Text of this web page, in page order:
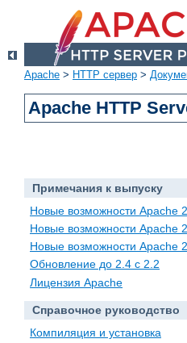
Apache > HTTP сервер >
Apache HTTP
Примечания к выпуску
Новые возможности Apache
Новые возможности Apache
Новые возможности Apache
Обновление до 2.4 с 2.2
Лицензия Apache
Справочное руководство
Компиляция и установка